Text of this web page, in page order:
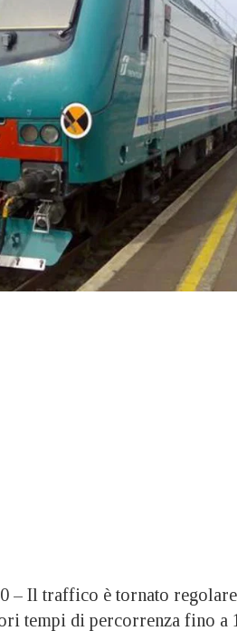
– Il traffico è tornato
tempi di percorrenza fino a